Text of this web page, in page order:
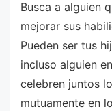
Busca a alguien
mejorar sus
Pueden ser tus
incluso alguien
celebren juntos
mutuamente en